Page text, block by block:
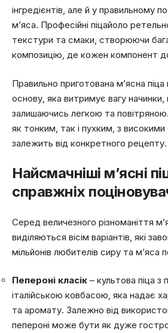
інгредієнтів, але й у правильному
м’яса. Професійні піцайоло
текстури та смаки, створюючи
композицію, де кожен компонент
Правильно приготована м’ясна
основу, яка витримує вагу
залишаючись легкою та
як тонким, так і пухким, з
залежить від конкретного рецепту.
Найсмачніші м’ясні
справжніх
Серед величезного різноманіття
виділяються вісім варіантів, які
мільйонів любителів сиру та м’яса
Пепероні класік – культова піца з
італійською ковбасою, яка надає
та аромату. Залежно від
пепероні може бути як дуже